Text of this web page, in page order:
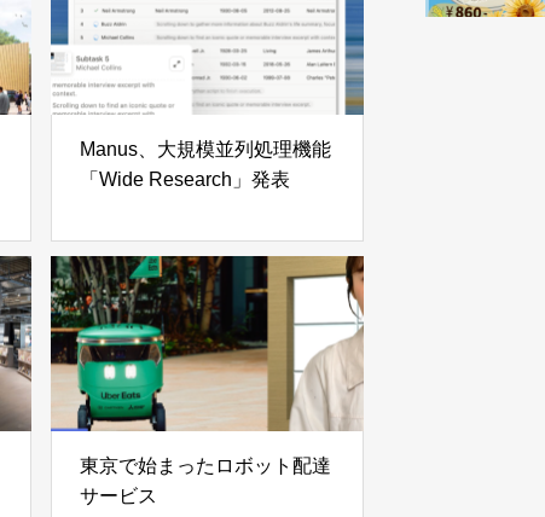
Manus、大規模並列処理機能
「Wide Research」発表
東京で始まったロボット配達
サービス